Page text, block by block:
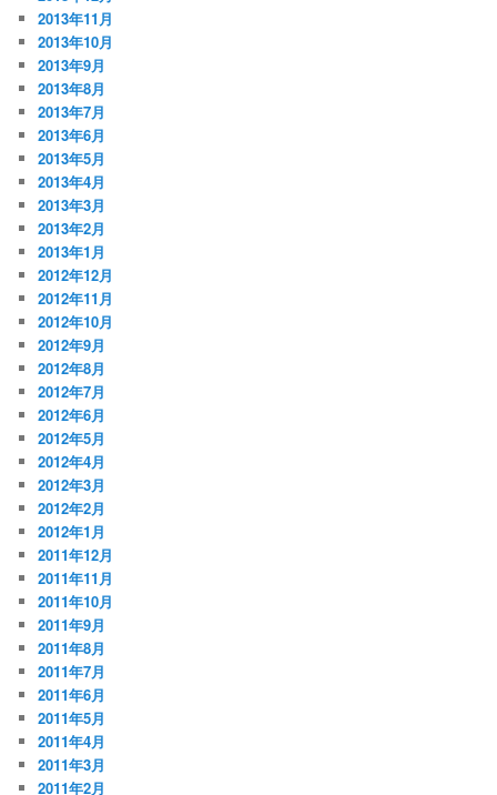
2013年11月
2013年10月
2013年9月
2013年8月
2013年7月
2013年6月
2013年5月
2013年4月
2013年3月
2013年2月
2013年1月
2012年12月
2012年11月
2012年10月
2012年9月
2012年8月
2012年7月
2012年6月
2012年5月
2012年4月
2012年3月
2012年2月
2012年1月
2011年12月
2011年11月
2011年10月
2011年9月
2011年8月
2011年7月
2011年6月
2011年5月
2011年4月
2011年3月
2011年2月